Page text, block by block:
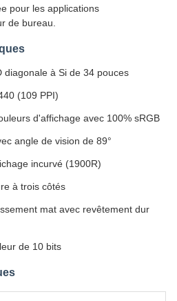
pour les applications
de bureau.
diagonale à Si de 34 pouces
(109 PPI)
d'affichage avec 100% sRGB
angle de vision de 89°
incurvé (1900R)
à trois côtés
mat avec revêtement dur
de 10 bits